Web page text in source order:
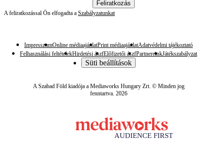
Feliratkozás
A feliratkozással Ön elfogadta a Szabályzatunkat
ImpresszumOnline médiaajánlatPrint médiaajánlatAdatvédelmi tájékoztató
Felhasználási feltételekHirdetési ászfElőfizetői ászfPartnereinkJátékszabályzat
Süti beállítások
A Szabad Föld kiadója a Mediaworks Hungary Zrt. © Minden jog
fenntartva. 2026